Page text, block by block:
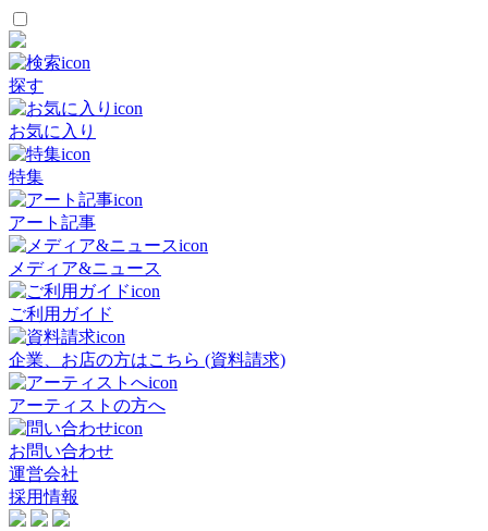
探す
お気に入り
特集
アート記事
メディア&ニュース
ご利用ガイド
企業、お店の方はこちら (資料請求)
アーティストの方へ
お問い合わせ
運営会社
採用情報